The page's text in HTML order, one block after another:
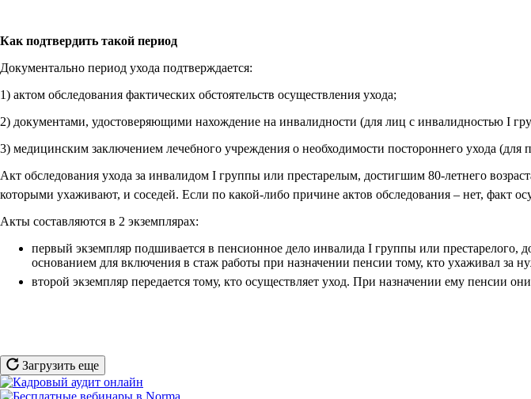
Как подтвердить такой период
Документально период ухода подтверждается:
1) актом обследования фактических обстоятельств осуществления ухода;
2) документами, удостоверяющими нахождение на инвалидности (для лиц с инвалидностью I
3) медицинским заключением лечебного учреждения о необходимости постороннего ухода (для
Акт обследования ухода за инвалидом I группы или престарелым, достигшим 80-летнего
которыми ухаживают, и соседей. Если по какой-либо причине актов обследования – нет, факт
Акты составляются в 2 экземплярах:
первый экземпляр подшивается в пенсионное дело инвалида I группы или
основанием для включения в стаж работы при назначении пенсии тому, кто ухаживал за
второй экземпляр передается тому, кто осуществляет уход. При назначении ему пенсии
Загрузить еще